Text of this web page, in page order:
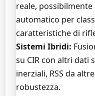
reale,
automatico per
caratteristiche di
Sistemi Ibridi:
su CIR con altri dati
inerziali, RSS da
robustezza.